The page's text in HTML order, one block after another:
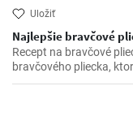
Uložiť
Najlepšie bravčové
Recept na bravčové
bravčového pliecka,
dispozícií pár